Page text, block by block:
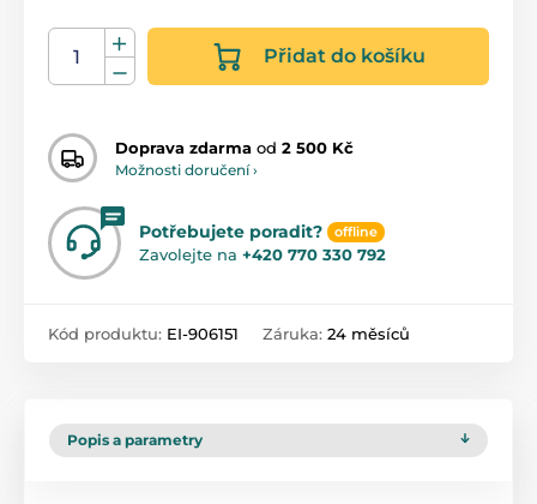
Přidat do košíku
Doprava zdarma od 2 500 Kč
Možnosti doručení ›
Potřebujete poradit? offline
Zavolejte na +420 770 330 792
Kód produktu: EI-906151 Záruka: 24 měsíců
Popis a parametry